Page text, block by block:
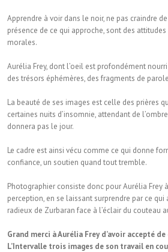
Apprendre à voir dans le noir, ne pas craindre
présence de ce qui approche, sont des
morales.
Aurélia Frey, dont l’oeil est profondément
des trésors éphémères, des fragments de
La beauté de ses images est celle des prières
certaines nuits d’insomnie, attendant de
donnera pas le jour.
Le cadre est ainsi vécu comme ce qui donne
confiance, un soutien quand tout tremble.
Photographier consiste donc pour Aurélia Frey
perception, en se laissant surprendre par ce qui
radieux de Zurbaran face à l’éclair du couteau
Grand merci à Aurélia Frey d’avoir accepté
L’Intervalle trois images de son travail en